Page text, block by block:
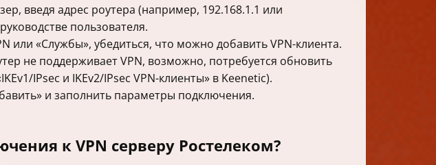
введя адрес роутера (например, 192.168.1.1 или
пользователя.
или «Службы», убедиться, что можно добавить VPN-клиента.
не поддерживает VPN, возможно, потребуется обновить
IPsec и IKEv2/IPsec VPN-клиенты» в Keenetic).
и заполнить параметры подключения.
к VPN серверу Ростелеком?